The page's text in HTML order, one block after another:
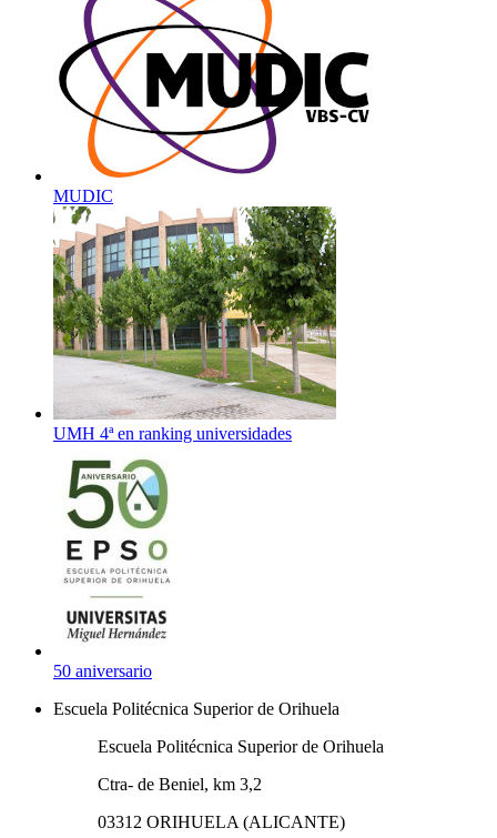
MUDIC
UMH 4ª en ranking universidades
50 aniversario
Escuela Politécnica Superior de Orihuela
Escuela Politécnica Superior de Orihuela
Ctra- de Beniel, km 3,2
03312 ORIHUELA (ALICANTE)